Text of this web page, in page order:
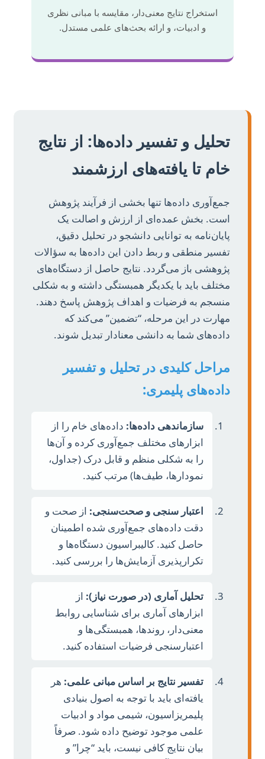
استخراج نتایج معنی‌دار، مقایسه با مبانی نظری
و ادبیات، و ارائه بحث‌های علمی مستدل.
تحلیل و تفسیر داده‌ها: از نتایج
خام تا یافته‌های ارزشمند
جمع‌آوری داده‌ها تنها بخشی از فرآیند پژوهش
است. بخش عمده‌ای از ارزش و اصالت یک
پایان‌نامه به توانایی دانشجو در تحلیل دقیق،
تفسیر منطقی و ربط دادن این داده‌ها به سؤالات
پژوهشی باز می‌گردد. نتایج حاصل از دستگاه‌های
مختلف باید با یکدیگر همبستگی داشته و به شکلی
منسجم به فرضیات و اهداف پژوهش پاسخ دهند.
مهارت در این مرحله، “تضمین” می‌کند که
داده‌های شما به دانشی معنادار تبدیل شوند.
مراحل کلیدی در تحلیل و تفسیر
داده‌های پلیمری:
سازماندهی داده‌ها: داده‌های خام را از
ابزارهای مختلف جمع‌آوری کرده و آن‌ها
را به شکلی منظم و قابل درک (جداول،
نمودارها، طیف‌ها) مرتب کنید.
اعتبار سنجی و صحت‌سنجی: از صحت و
دقت داده‌های جمع‌آوری شده اطمینان
حاصل کنید. کالیبراسیون دستگاه‌ها و
تکرارپذیری آزمایش‌ها را بررسی کنید.
تحلیل آماری (در صورت نیاز): از
ابزارهای آماری برای شناسایی روابط
معنی‌دار، روندها، همبستگی‌ها و
اعتبارسنجی فرضیات استفاده کنید.
تفسیر نتایج بر اساس مبانی علمی: هر
یافته‌ای باید با توجه به اصول بنیادی
پلیمریزاسیون، شیمی مواد و ادبیات
علمی موجود توضیح داده شود. صرفاً
بیان نتایج کافی نیست، باید “چرا” و